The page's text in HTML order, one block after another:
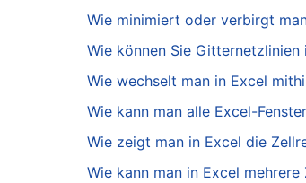
Wie minimiert oder verbirgt
Wie können Sie
Wie wechselt man in Excel
Wie kann man alle Excel-
Wie zeigt man in Excel die
Wie kann man in Excel